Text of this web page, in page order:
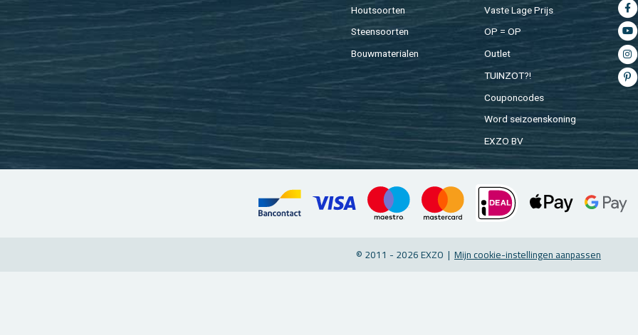
Hout­soor­ten
Steen­soor­ten
Bouw­ma­te­ri­a­len
Vaste Lage Prijs
OP = OP
Out­let
TUIN­ZOT?!
Cou­pon­co­des
Word sei­zoens­ko­ning
EXZO BV
© 2011 - 2026 EXZO | Mijn coo­kie-in­stel­lin­gen aan­pas­sen